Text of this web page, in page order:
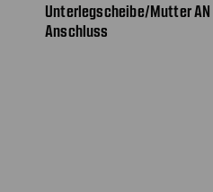
Unterlegscheibe/Mutter AN
Anschluss